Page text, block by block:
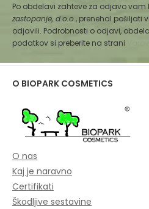
Po obdelavi zahteve za odjavo vam
zastopanje, d.o.o., prenehal pošiljati
odjavili. Podrobnosti o odjavi,
podatkov si preberite na strani
O BIOPARK COSMETICS
O nas
Kaj je naravno
Certifikati
Škodljive sestavine